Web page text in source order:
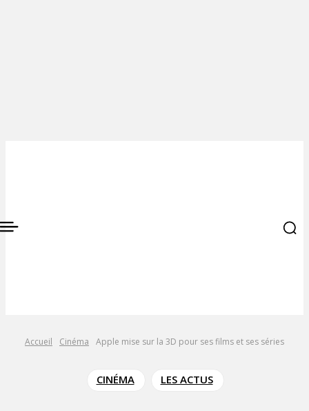
Accueil Cinéma Apple mise sur la 3D pour ses films et ses séries
CINÉMA LES ACTUS